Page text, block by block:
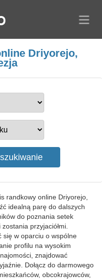
Driyorejo,
randkowy online Driyorejo,
idealną parę do dalszych
do poznania setek
przyjaciółmi.
się w oparciu o wspólne
profilu na wysokim
znajdować
Dołącz do darmowego
obcokrajowców,